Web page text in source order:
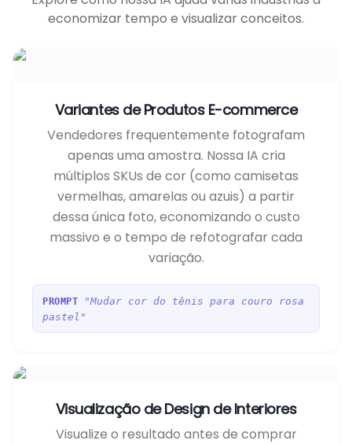
economizar tempo e visualizar conceitos.
Variantes de Produtos E-commerce
Vendedores frequentemente fotografam
apenas uma amostra. Nossa IA cria
múltiplos SKUs de cor (como camisetas
vermelhas, amarelas ou azuis) a partir
dessa única foto, economizando o custo
massivo e o tempo de refotografar cada
variação.
PROMPT
"Mudar cor do tênis para couro rosa
pastel"
Visualização de Design de Interiores
Visualize o resultado antes de comprar